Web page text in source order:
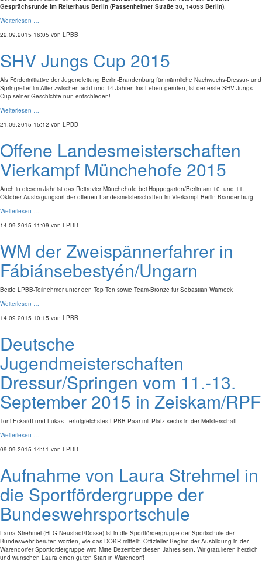
Gesprächsrunde im Reiterhaus Berlin (Passenheimer Straße 30, 14053 Berlin).
Weiterlesen …
22.09.2015 16:05 von LPBB
SHV Jungs Cup 2015
Als Förderinitiative der Jugendleitung Berlin-Brandenburg für männliche Nachwuchs-Dressur- und
Springreiter im Alter zwischen acht und 14 Jahren ins Leben gerufen, ist der erste SHV Jungs
Cup seiner Geschichte nun entschieden!
Weiterlesen …
21.09.2015 15:12 von LPBB
Offene Landesmeisterschaften
Vierkampf Münchehofe 2015
Auch in diesem Jahr ist das Reitrevier Münchehofe bei Hoppegarten/Berlin am 10. und 11.
Oktober Austragungsort der offenen Landesmeisterschaften im Vierkampf Berlin-Brandenburg.
Weiterlesen …
14.09.2015 11:09 von LPBB
WM der Zweispännerfahrer in
Fábiánsebestyén/Ungarn
Beide LPBB-Teilnehmer unter den Top Ten sowie Team-Bronze für Sebastian Warneck
Weiterlesen …
14.09.2015 10:15 von LPBB
Deutsche
Jugendmeisterschaften
Dressur/Springen vom 11.-13.
September 2015 in Zeiskam/RPF
Toni Eckardt und Lukas - erfolgreichstes LPBB-Paar mit Platz sechs in der Meisterschaft
Weiterlesen …
09.09.2015 14:11 von LPBB
Aufnahme von Laura Strehmel in
die Sportfördergruppe der
Bundeswehrsportschule
Laura Strehmel (HLG Neustadt/Dosse) ist in die Sportfördergruppe der Sportschule der
Bundeswehr berufen worden, wie das DOKR mitteilt. Offizieller Beginn der Ausbildung in der
Warendorfer Sportfördergruppe wird Mitte Dezember diesen Jahres sein. Wir gratulieren herzlich
und wünschen Laura einen guten Start in Warendorf!